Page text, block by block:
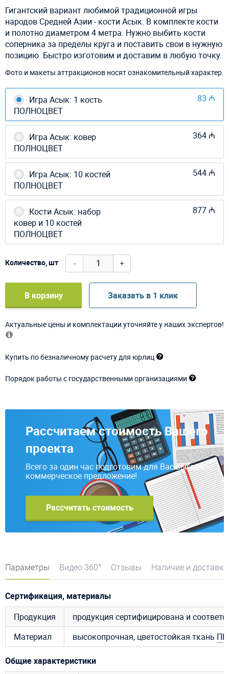
Гигантский вариант любимой традиционной игры
народов Средней Азии - кости Асык. В комплекте кости
и полотно диаметром 4 метра. Нужно выбить кости
соперника за пределы круга и поставить свои в нужную
позицию. Быстро изготовим и доставим в любую точку.
Фото и макеты аттракционов носят ознакомительный характер.
Игра Асык: 1 кость
ПОЛНОЦВЕТ
83 ₼
Игра Асык: ковер
ПОЛНОЦВЕТ
364 ₼
Игра Асык: 10 костей
ПОЛНОЦВЕТ
544 ₼
Кости Асык: набор
ковер и 10 костей
ПОЛНОЦВЕТ
877 ₼
Количество, шт - +
В корзину Заказать в 1 клик
Актуальные цены и комплектации уточняйте у наших экспертов!
Купить по безналичному расчету для юрлиц
Порядок работы с государственными организациями
Рассчитаем стоимость Вашего
проекта
Всего за один час подготовим для Вас выгодное
коммерческое предложение!
Рассчитать стоимость
Параметры Видео 360° Отзывы Наличие и доставка
Сертификация, материалы
Продукция
продукция сертифицирована и
Материал
высокопрочная, цветостойкая ткань
Общие характеристики